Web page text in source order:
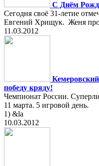
С Днём
Сегодня своё 31-летие
Евгений Хрищук. Женя
11.03.2012
победу кряду!
Чемпионат России.
11 марта. 5 игровой день.
1) &la
10.03.2012